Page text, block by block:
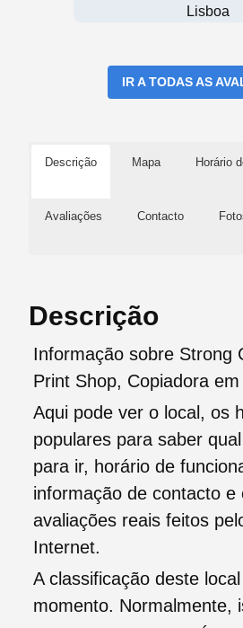
Lisboa
IR A TODAS AS
Descrição Mapa Horário
Avaliações Contacto
Descrição
Informação sobre Strong
Print Shop, Copiadora
Aqui pode ver o local, os
populares para saber
para ir, horário de
informação de contacto e
avaliações reais feitos
Internet.
A classificação deste
momento. Normalmente,